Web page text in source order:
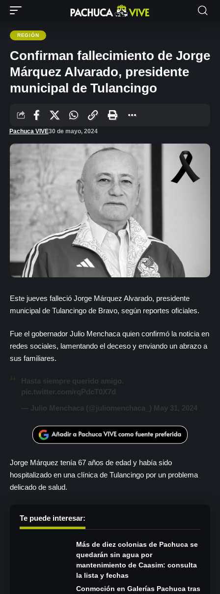
REGIÓN
Confirman fallecimiento de Jorge
Márquez Alvarado, presidente
municipal de Tulancingo
Pachuca VIVE30 de mayo, 2024
Este jueves falleció Jorge Márquez Alvarado, presidente
municipal de Tulancingo de Bravo, según reportes oficiales.
Fue el gobernador Julio Menchaca quien confirmó la noticia en
redes sociales, lamentando el deceso y enviando un abrazo a
sus familiares.
Jorge Márquez tenía 67 años de edad y había sido
hospitalizado en una clínica de Tulancingo por un problema
delicado de salud.
Te puede interesar:
Más de diez colonias de Pachuca se
quedarán sin agua por
mantenimiento de Caasim: consulta
la lista y fechas
Conmoción en Galerías Pachuca tras